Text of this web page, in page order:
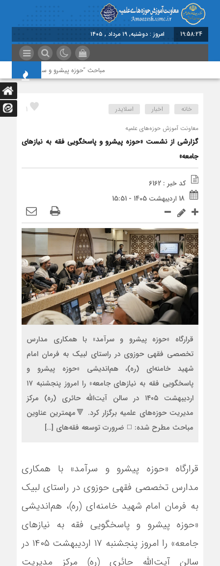
19:58:25 امروز : دوشنبه, ۱۹ مرداد , ۱۴۰۵
مباحث “حوزه پیشرو و سرآمد” در اولویت
1 خانه اخبار اسلایدر
معاونت آموزش حوزه‌های علمیه
گزارشی از نشست «حوزه پیشرو و پاسخگویی فقه به نیازهای
جامعه»
کد خبر : 6162
18 اردیبهشت 1405 - 15:51
قرارگاه «حوزه پیشرو و سرآمد» با همکاری مدارس
تخصصی فقهی حوزوی در راستای لبیک به فرمان امام
شهید خامنه‌ای (ره)، هم‌اندیشی «حوزه پیشرو و
پاسخگویی فقه به نیازهای جامعه» را امروز پنجشنبه ۱۷
اردیبهشت ۱۴۰۵ در سالن آیت‌الله حائری (ره) مرکز
مدیریت حوزه‌های علمیه برگزار کرد. 🔻مهمترین عناوین
مباحث مطرح شده: ◻️ ضرورت توسعه فقه‌های […]
قرارگاه «حوزه پیشرو و سرآمد» با همکاری
مدارس تخصصی فقهی حوزوی در راستای لبیک
به فرمان امام شهید خامنه‌ای (ره)، هم‌اندیشی
«حوزه پیشرو و پاسخگویی فقه به نیازهای
جامعه» را امروز پنجشنبه ۱۷ اردیبهشت ۱۴۰۵ در
سالن آیت‌الله حائری (ره) مرکز مدیریت